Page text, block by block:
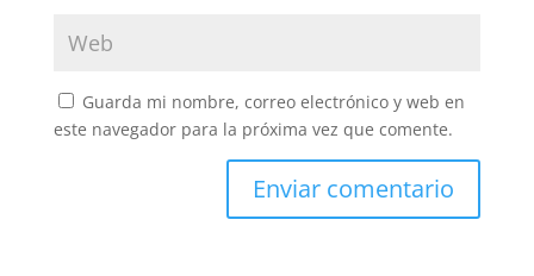
Guarda mi nombre, correo electrónico y web en
este navegador para la próxima vez que comente.